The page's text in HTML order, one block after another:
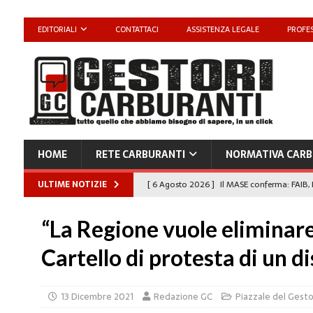
EDITORIALI CONTATTACI ASSISTENZA LEGALE
HOME RETE CARBURANTI NORMATIVA
ULTIME NOTIZIE [ 6 Agosto 2026 ] Il MASE conferma:
[ 6 Agosto 2026 ] “Da ‘Qui ci puoi fare
Enilive diventa nazionale”
EDITORIALI
[ 4 Agosto 2026 ]
Carburanti, Sperduto
“La Regione vuole
Cartello di protesta di un
13 Dicembre 2021 Redazione GC Piazzale del